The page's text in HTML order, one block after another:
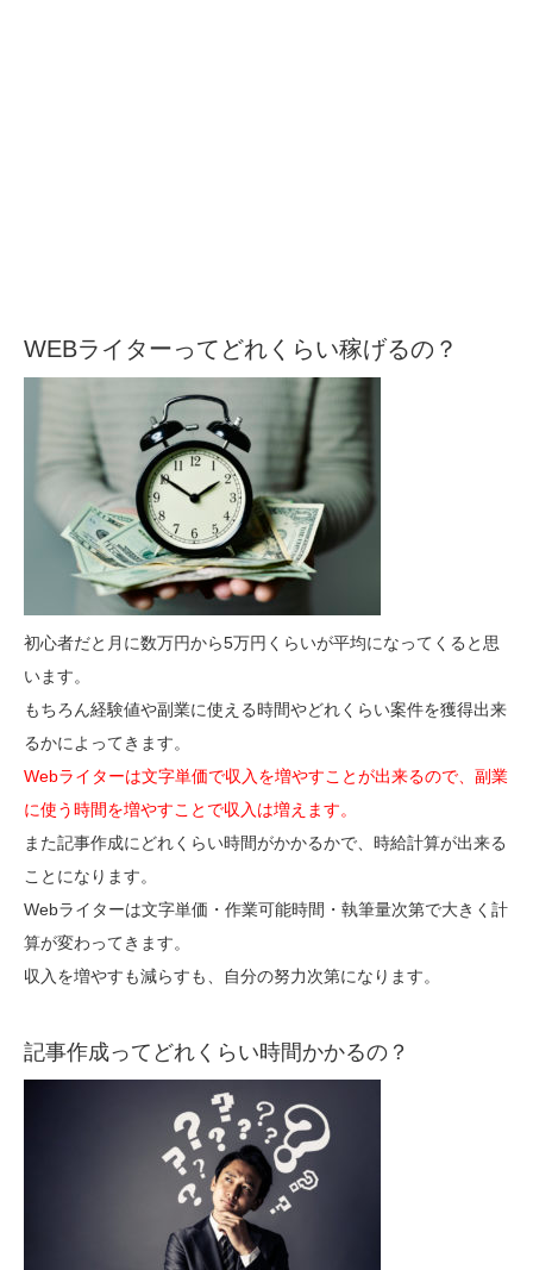
WEBライターってどれくらい稼げるの？
初心者だと月に数万円から5万円くらいが平均になってくると思
います。
もちろん経験値や副業に使える時間やどれくらい案件を獲得出来
るかによってきます。
Webライターは文字単価で収入を増やすことが出来るので、副業
に使う時間を増やすことで収入は増えます。
また記事作成にどれくらい時間がかかるかで、時給計算が出来る
ことになります。
Webライターは文字単価・作業可能時間・執筆量次第で大きく計
算が変わってきます。
収入を増やすも減らすも、自分の努力次第になります。
記事作成ってどれくらい時間かかるの？